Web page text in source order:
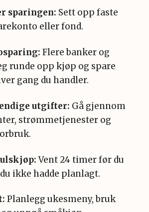
sparingen: Sett opp faste
eller fond.
Flere banker og
runde opp kjøp og spare
gang du handler.
utgifter: Gå gjennom
strømmetjenester og
Vent 24 timer før du
ikke hadde planlagt.
Planlegg ukesmeny, bruk